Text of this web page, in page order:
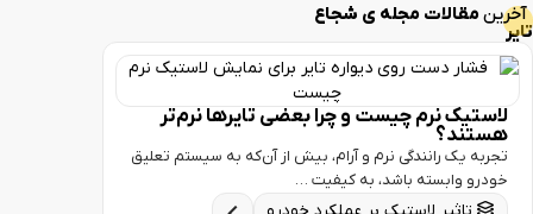
مجله ی شجاع
نرم چیست و چرا بعضی تایرها نرم‌تر
یک رانندگی نرم و آرام، بیش از آن‌که به سیستم تعلیق
وابسته باشد، به کیفیت …